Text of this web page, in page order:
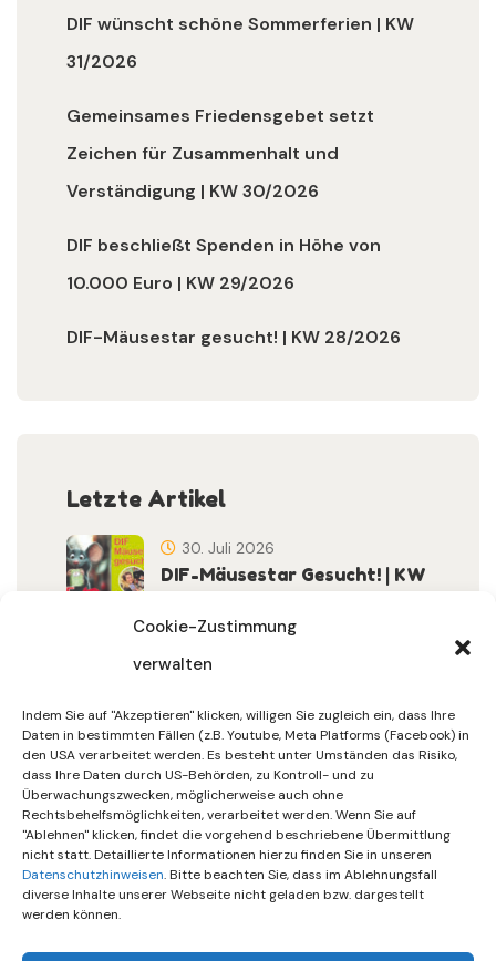
Cookie-Zustimmung
verwalten
Indem Sie auf "Akzeptieren" klicken, willigen Sie zugleich ein, dass Ihre
Daten in bestimmten Fällen (z.B. Youtube, Meta Platforms (Facebook) in
den USA verarbeitet werden. Es besteht unter Umständen das Risiko,
dass Ihre Daten durch US-Behörden, zu Kontroll- und zu
Überwachungszwecken, möglicherweise auch ohne
Rechtsbehelfsmöglichkeiten, verarbeitet werden. Wenn Sie auf
"Ablehnen" klicken, findet die vorgehend beschriebene Übermittlung
nicht statt. Detaillierte Informationen hierzu finden Sie in unseren
Datenschutzhinweisen. Bitte beachten Sie, dass im Ablehnungsfall
diverse Inhalte unserer Webseite nicht geladen bzw. dargestellt
werden können.
DIF wünscht schöne Sommerferien | KW
31/2026
Gemeinsames Friedensgebet setzt
Zeichen für Zusammenhalt und
Verständigung | KW 30/2026
DIF beschließt Spenden in Höhe von
10.000 Euro | KW 29/2026
DIF-Mäusestar gesucht! | KW 28/2026
Letzte Artikel
DIF-Mäusestar Gesucht! | KW
30. Juli 2026
Sommerferien | KW 31/…
30. Juli 2026
Gemeinsames Friedensgebet
Setzt Zeichen …
15. Juli 2026